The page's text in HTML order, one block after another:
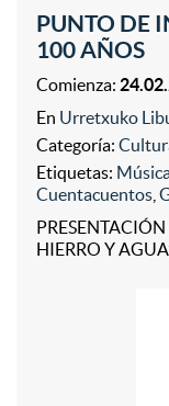
PUNTO DE
100 AÑOS
Comienza:
En Urretxuko
Categoría:
Etiquetas:
Cuentacuentos
HIERRO Y